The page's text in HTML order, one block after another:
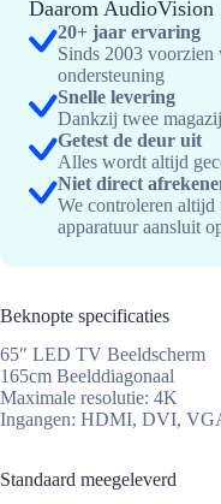
statief
hoeveelheid
Daarom AudioVision
20+ jaar ervaring
Sinds 2003
ondersteuning
Snelle levering
Dankzij twee
Getest de deur uit
Alles wordt altijd
Niet direct
We controleren
apparatuur aansluit
Beknopte specificaties
65″ LED TV Beeldscherm
165cm Beelddiagonaal
Maximale resolutie: 4K
Ingangen: HDMI, DVI,
Standaard meegeleverd